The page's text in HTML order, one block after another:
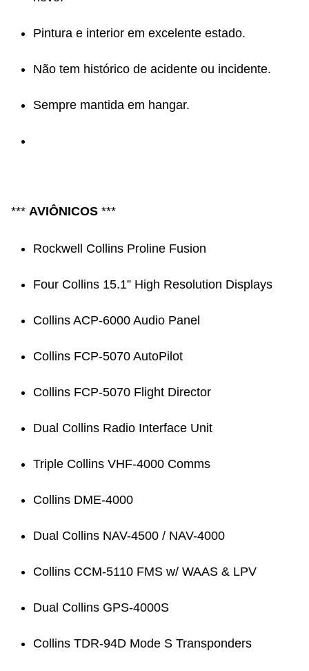
Pintura e interior em excelente estado.
Não tem histórico de acidente ou incidente.
Sempre mantida em hangar.
*** AVIÔNICOS ***
Rockwell Collins Proline Fusion
Four Collins 15.1” High Resolution Displays
Collins ACP-6000 Audio Panel
Collins FCP-5070 AutoPilot
Collins FCP-5070 Flight Director
Dual Collins Radio Interface Unit
Triple Collins VHF-4000 Comms
Collins DME-4000
Dual Collins NAV-4500 / NAV-4000
Collins CCM-5110 FMS w/ WAAS & LPV
Dual Collins GPS-4000S
Collins TDR-94D Mode S Transponders